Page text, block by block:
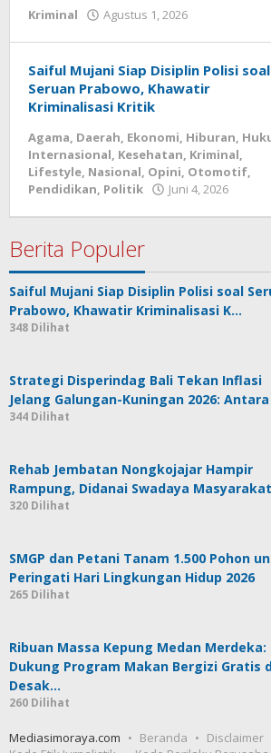
Kriminal Agustus 1, 2026
Media
Simo
Raya
Saiful Mujani Siap Disiplin Polisi soal
Seruan Prabowo, Khawatir
Kriminalisasi Kritik
Agama, Daerah, Ekonomi, Hiburan,
Internasional, Kesehatan, Kriminal,
Lifestyle, Nasional, Opini, Otomotif,
Pendidikan, Politik Juni 4, 2026
Berita Populer
Saiful Mujani Siap Disiplin Polisi soal
Prabowo, Khawatir Kriminalisasi K…
348 Dilihat
Strategi Disperindag Bali Tekan Inflasi
Jelang Galungan-Kuningan 2026:
344 Dilihat
Rehab Jembatan Nongkojajar Hampir
Rampung, Didanai Swadaya Masyarakat
320 Dilihat
SMGP dan Petani Tanam 1.500 Pohon
Peringati Hari Lingkungan Hidup 2026
265 Dilihat
Ribuan Massa Kepung Medan Merdeka:
Dukung Program Makan Bergizi Gratis
Desak…
260 Dilihat
Mediasimoraya.com Beranda Disclaimer